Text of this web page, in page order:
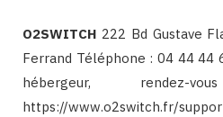
O2SWITCH 222 Bd Gustave
Ferrand Téléphone : 04 44
hébergeur, rendez-
https://www.o2switch.fr/